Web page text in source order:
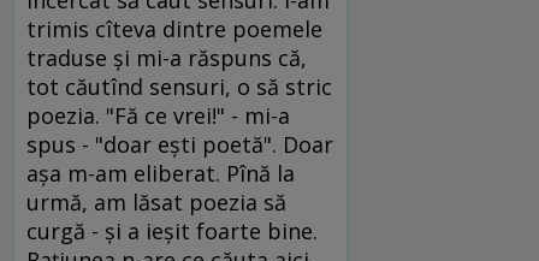
trimis cîteva dintre poemele
traduse şi mi-a răspuns că,
tot căutînd sensuri, o să stric
poezia. "Fă ce vrei!" - mi-a
spus - "doar eşti poetă". Doar
aşa m-am eliberat. Pînă la
urmă, am lăsat poezia să
curgă - şi a ieşit foarte bine.